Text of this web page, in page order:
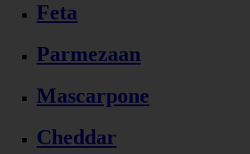
Feta
Parmezaan
Mascarpone
Cheddar